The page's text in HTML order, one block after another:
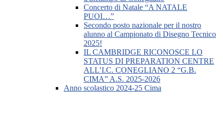
Concerto di Natale “A NATALE
PUOI…”
Secondo posto nazionale per il nostro
alunno al Campionato di Disegno Tecnico
2025!
IL CAMBRIDGE RICONOSCE LO
STATUS DI PREPARATION CENTRE
ALL’I.C. CONEGLIANO 2 “G.B.
CIMA” A.S. 2025-2026
Anno scolastico 2024-25 Cima